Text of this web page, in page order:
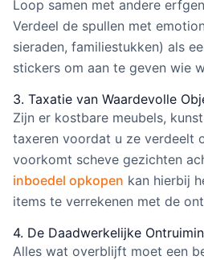
Loop samen met andere
Verdeel de spullen met
sieraden, familiestukken) als
stickers om aan te geven wie
3. Taxatie van Waardevolle
Zijn er kostbare meubels,
taxeren voordat u ze verdeelt
voorkomt scheve gezichten
inboedel opkopen kan hierbij
items te verrekenen met de
4. De Daadwerkelijke
Alles wat overblijft moet een